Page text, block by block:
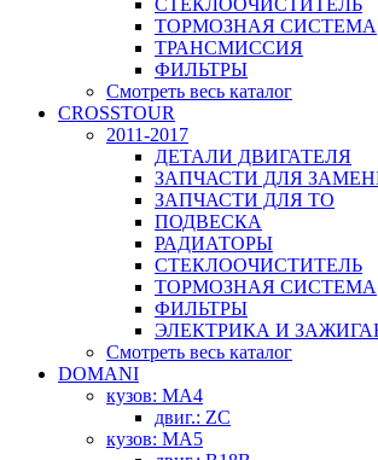
СТЕКЛООЧИСТИТЕЛЬ
ТОРМОЗНАЯ СИСТЕМА
ТРАНСМИССИЯ
ФИЛЬТРЫ
Смотреть весь каталог
CROSSTOUR
2011-2017
ДЕТАЛИ ДВИГАТЕЛЯ
ЗАПЧАСТИ ДЛЯ
ЗАПЧАСТИ ДЛЯ ТО
ПОДВЕСКА
РАДИАТОРЫ
СТЕКЛООЧИСТИТЕЛЬ
ТОРМОЗНАЯ СИСТЕМА
ФИЛЬТРЫ
ЭЛЕКТРИКА И
Смотреть весь каталог
DOMANI
кузов: MA4
двиг.: ZC
кузов: MA5